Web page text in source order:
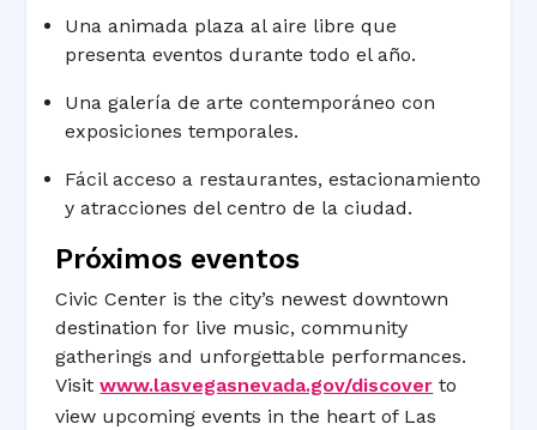
Una animada plaza al aire libre que
presenta eventos durante todo el año.
Una galería de arte contemporáneo con
exposiciones temporales.
Fácil acceso a restaurantes, estacionamiento
y atracciones del centro de la ciudad.
Próximos eventos
Civic Center is the city’s newest downtown
destination for live music, community
gatherings and unforgettable performances.
Visitwww.lasvegasnevada.gov/discover to
view upcoming events in the heart of Las